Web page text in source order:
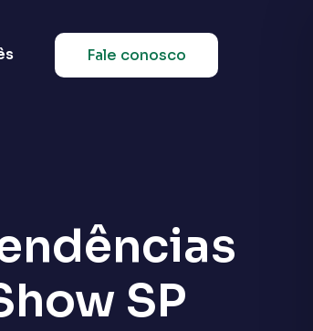
Fale conosco
SP